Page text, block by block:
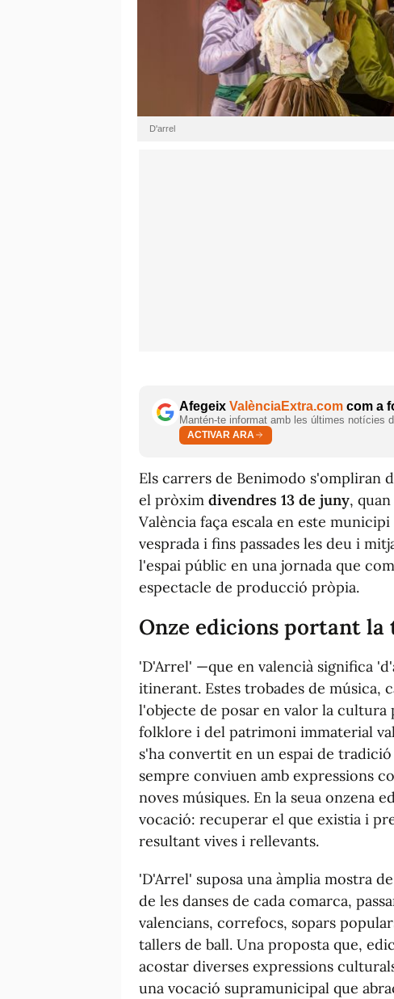
D'arrel
Afegeix ValènciaExtra.com com a
Mantén-te informat amb les últimes notícies
ACTIVAR ARA
Els carrers de Benimodo s'ompliran
el pròxim divendres 13 de juny,
València faça escala en este
vesprada i fins passades les deu i
l'espai públic en una jornada que
espectacle de producció pròpia.
Onze edicions portant la
'D'Arrel' —que en valencià significa
itinerant. Estes trobades de música,
l'objecte de posar en valor la
folklore i del patrimoni immaterial
s'ha convertit en un espai de
sempre conviuen amb expressions
noves músiques. En la seua onzena
vocació: recuperar el que existia i
resultant vives i rellevants.
'D'Arrel' suposa una àmplia mostra
de les danses de cada comarca,
valencians, correfocs, sopars
tallers de ball. Una proposta que,
acostar diverses expressions
una vocació supramunicipal que